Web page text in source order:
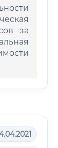
за